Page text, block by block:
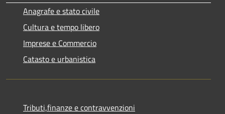
Anagrafe e stato civile
Cultura e tempo libero
Imprese e Commercio
Catasto e urbanistica
Tributi,finanze e contravvenzioni